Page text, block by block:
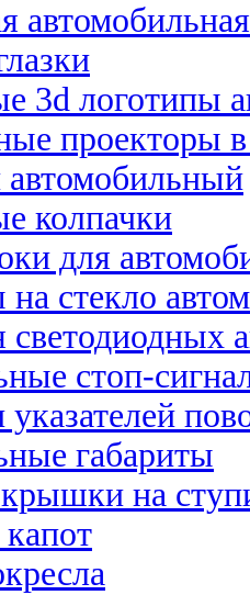
3d логотипы
проекторы
колпачки
для
стекло
стоп-
габариты
на